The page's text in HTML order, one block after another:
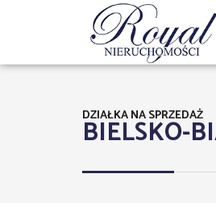
BIELSKO-
DZIAŁKA NA SPRZEDAŻ